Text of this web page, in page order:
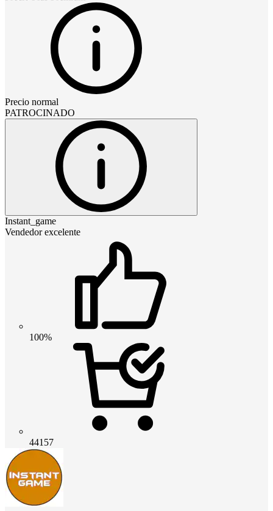
Precio normal
PATROCINADO
Instant_game
Vendedor excelente
100%
44157